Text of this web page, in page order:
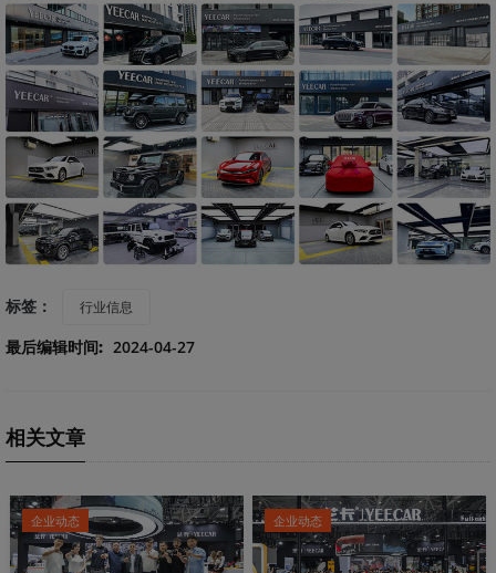
标签： 行业信息
最后编辑时间: 2024-04-27
相关文章
企业动态 企业动态